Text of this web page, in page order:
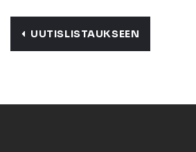
UUTISLISTAUKSEEN